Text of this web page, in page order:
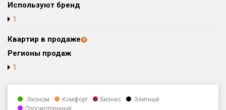
от
Вид объекта
Кол-во комнат
Используют бренд
1
Квартир в продаже
Регионы продаж
1
Эконом Комфорт Бизнес
Элитный
Просмотренный